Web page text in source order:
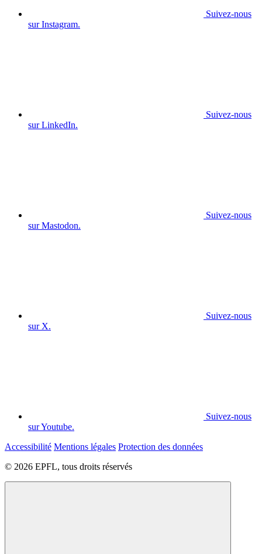
Suivez-nous
sur Instagram.
Suivez-nous
sur LinkedIn.
Suivez-nous
sur Mastodon.
Suivez-nous
sur X.
Suivez-nous
sur Youtube.
Accessibilité Mentions légales Protection des données
© 2026 EPFL, tous droits réservés